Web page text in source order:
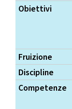
Obiettivi
Fruizione
Discipline
Competenze